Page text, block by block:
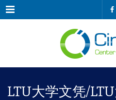
Menu
LTU大学文凭/